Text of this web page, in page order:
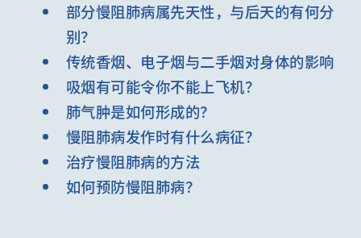
部分慢阻肺病属先天性，与后天的有何分
别？
传统香烟、电子烟与二手烟对身体的影响
吸烟有可能令你不能上飞机？
肺气肿是如何形成的？
慢阻肺病发作时有什么病征？
治疗慢阻肺病的方法
如何预防慢阻肺病？